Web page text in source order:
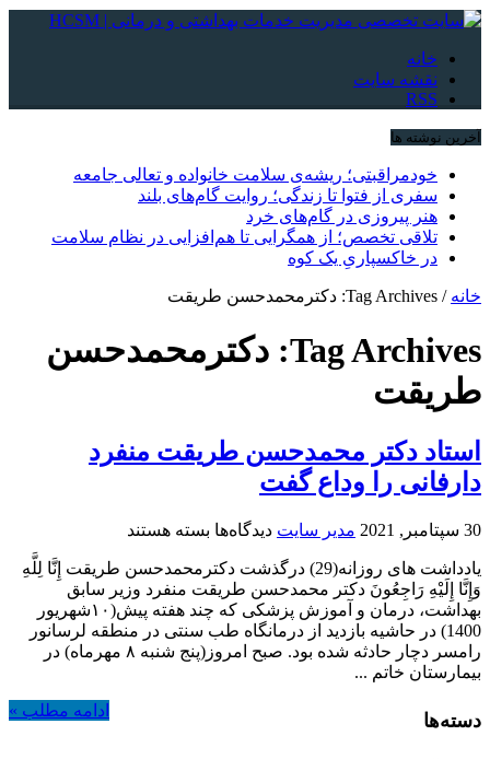
خانه
نقشه سایت
RSS
آخرین نوشته ها
خودمراقبتی؛ ریشه‌ی سلامت خانواده و تعالی جامعه
سفری از فتوا تا زندگی؛ روایت گام‌های بلند
هنر پیروزی در گام‌های خرد
تلاقی تخصص؛ از همگرایی تا هم‌افزایی در نظام سلامت
در خاکسپاریِ یک کوه
خانه / Tag Archives: دکترمحمدحسن طریقت
Tag Archives: دکترمحمدحسن
طریقت
استاد دکتر محمدحسن طریقت منفرد
دارفانی را وداع گفت
30 سپتامبر, 2021 مدیر سایت دیدگاه‌ها برای
دکتر
محمدحسن
طریقت
منفرد
دارفانی
بسته هستند
یادداشت های روزانه(29) درگذشت دکترمحمدحسن طریقت إِنَّا لِلَّهِ
وَإِنَّا إِلَیْهِ رَاجِعُونَ دکتر محمدحسن طریقت منفرد وزیر سابق
بهداشت، درمان و آموزش پزشکی که چند هفته پیش(۱۰شهریور
1400) در حاشیه بازدید از درمانگاه طب سنتی در منطقه لرسانور
رامسر دچار حادثه شده بود. صبح امروز(پنج شنبه ۸ مهرماه) در
بیمارستان‌ خاتم ...
ادامه مطلب » دسته‌ها